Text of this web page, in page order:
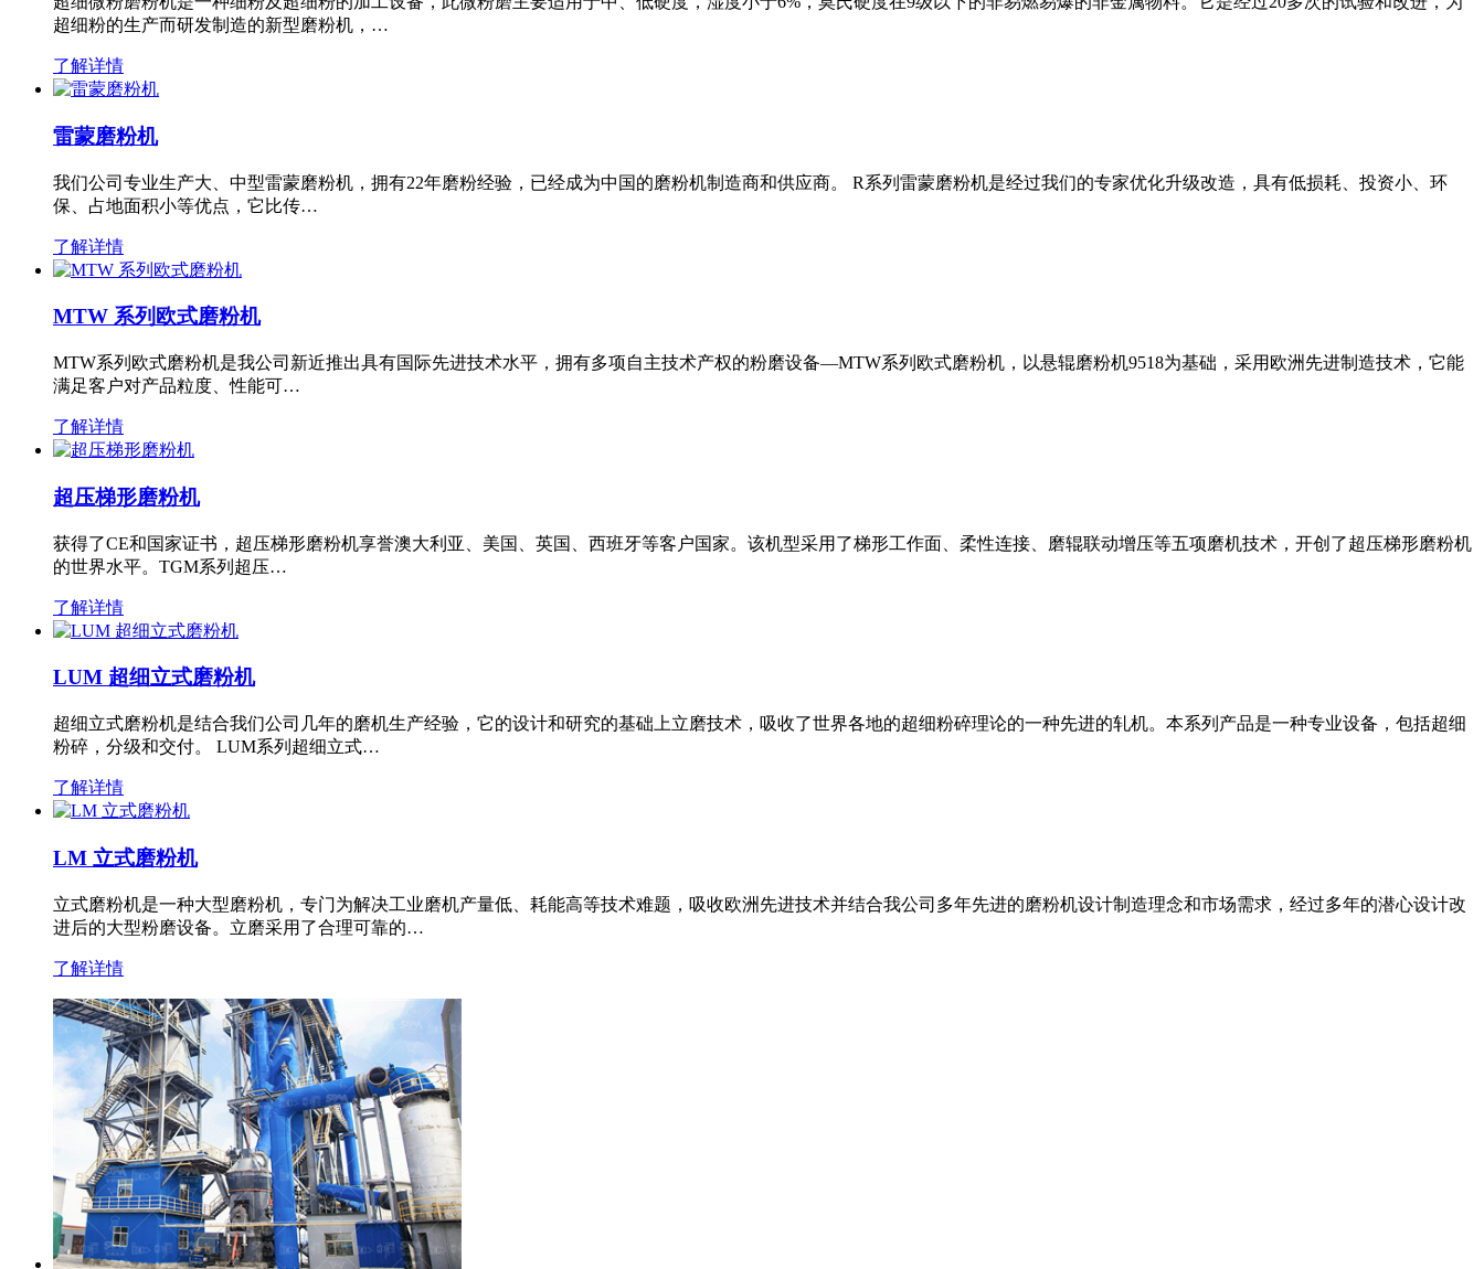
超细粉的生产而研发制造的新型磨粉机，…
了解详情
雷蒙磨粉机
我们公司专业生产大、中型雷蒙磨粉机，拥有22年磨粉经验，已经成为中国的磨粉机制造商和供应商。 R系列雷蒙磨粉机是经过我们的专家优化升级改造，具有低损耗、投资小、环
保、占地面积小等优点，它比传…
了解详情
MTW 系列欧式磨粉机
MTW系列欧式磨粉机是我公司新近推出具有国际先进技术水平，拥有多项自主技术产权的粉磨设备—MTW系列欧式磨粉机，以悬辊磨粉机9518为基础，采用欧洲先进制造技术，它能
满足客户对产品粒度、性能可…
了解详情
超压梯形磨粉机
获得了CE和国家证书，超压梯形磨粉机享誉澳大利亚、美国、英国、西班牙等客户国家。该机型采用了梯形工作面、柔性连接、磨辊联动增压等五项磨机技术，开创了超压梯形磨粉机
的世界水平。TGM系列超压…
了解详情
LUM 超细立式磨粉机
超细立式磨粉机是结合我们公司几年的磨机生产经验，它的设计和研究的基础上立磨技术，吸收了世界各地的超细粉碎理论的一种先进的轧机。本系列产品是一种专业设备，包括超细
粉碎，分级和交付。 LUM系列超细立式…
了解详情
LM 立式磨粉机
立式磨粉机是一种大型磨粉机，专门为解决工业磨机产量低、耗能高等技术难题，吸收欧洲先进技术并结合我公司多年先进的磨粉机设计制造理念和市场需求，经过多年的潜心设计改
进后的大型粉磨设备。立磨采用了合理可靠的…
了解详情